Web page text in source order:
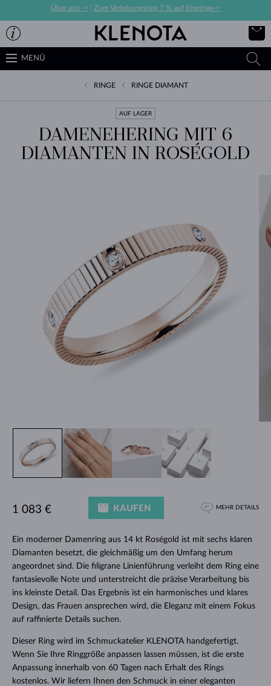
Über uns -> Zum Verlobungsring 7 % auf Eheringe->
MENÜ
RINGE RINGE DIAMANT
AUF LAGER
DAMENEHERING MIT 6
DIAMANTEN IN ROSÉGOLD
Ein moderner Damenring aus 14 kt Roségold ist mit sechs klaren
Diamanten besetzt, die gleichmäßig um den Umfang herum
angeordnet sind. Die filigrane Linienführung verleiht dem Ring eine
fantasievolle Note und unterstreicht die präzise Verarbeitung bis
ins kleinste Detail. Das Ergebnis ist ein harmonisches und klares
Design, das Frauen ansprechen wird, die Eleganz mit einem Fokus
auf raffinierte Details suchen.
Dieser Ring wird im Schmuckatelier KLENOTA handgefertigt.
Wenn Sie Ihre Ringgröße anpassen lassen müssen, ist die erste
Anpassung innerhalb von 60 Tagen nach Erhalt des Rings
kostenlos. Wir liefern Ihnen den Schmuck in einer eleganten
1 083 € KAUFEN MEHR DETAILS